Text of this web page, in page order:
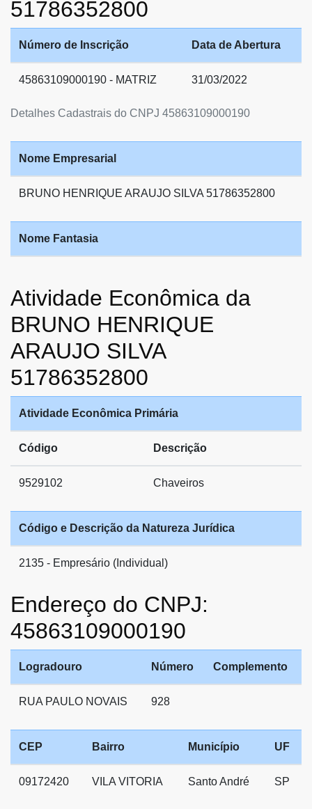
51786352800
Detalhes Cadastrais do CNPJ 45863109000190
Número de Inscrição Data de Abertura
45863109000190 - MATRIZ 31/03/2022
Nome Empresarial
BRUNO HENRIQUE ARAUJO SILVA 51786352800
Nome Fantasia
Atividade Econômica da
BRUNO HENRIQUE
ARAUJO SILVA
51786352800
Atividade Econômica Primária
Código Descrição
9529102 Chaveiros
Código e Descrição da Natureza Jurídica
2135 - Empresário (Individual)
Endereço do CNPJ:
45863109000190
Logradouro Número Complemento
RUA PAULO NOVAIS 928
CEP Bairro Município UF
09172420 VILA VITORIA Santo André SP